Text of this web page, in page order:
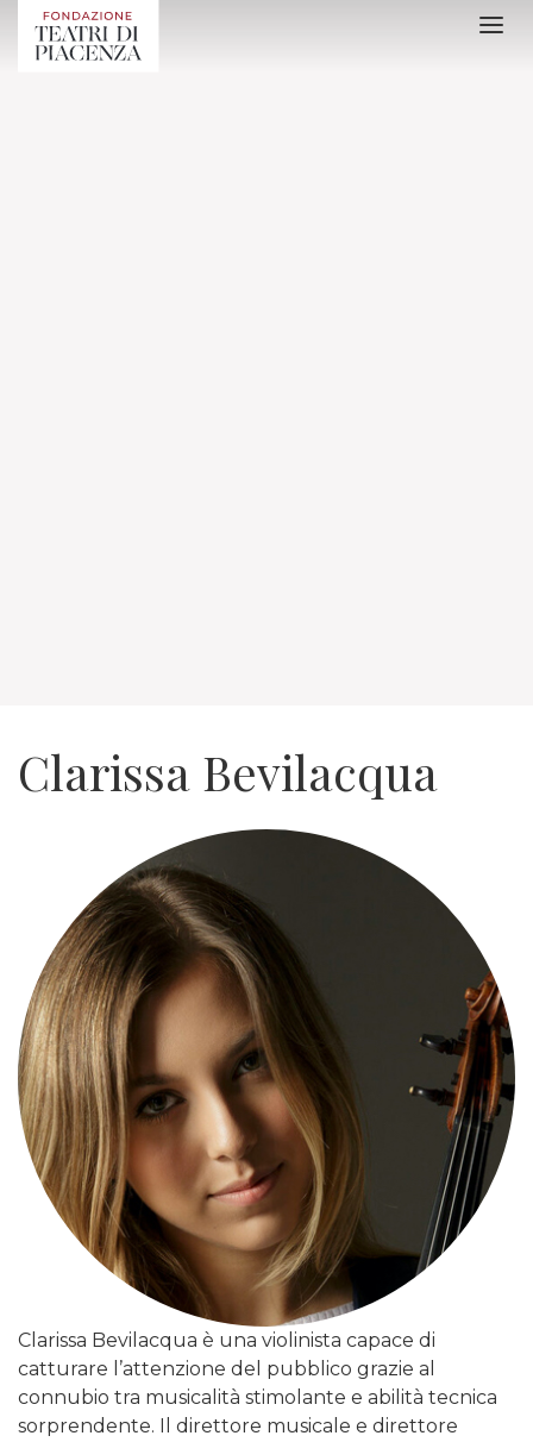
Clarissa Bevilacqua
Clarissa Bevilacqua è una violinista capace di
catturare l’attenzione del pubblico grazie al
connubio tra musicalità stimolante e abilità tecnica
sorprendente. Il direttore musicale e direttore